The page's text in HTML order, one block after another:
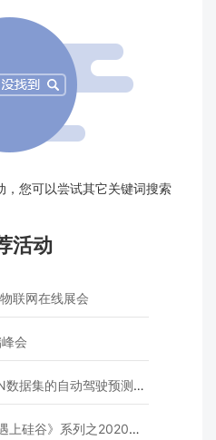
，您可以尝试其它关键词搜索
活动
联网在线展会
会
的自动驾驶预测模型挑战赛
》系列之2020年度开源峰会